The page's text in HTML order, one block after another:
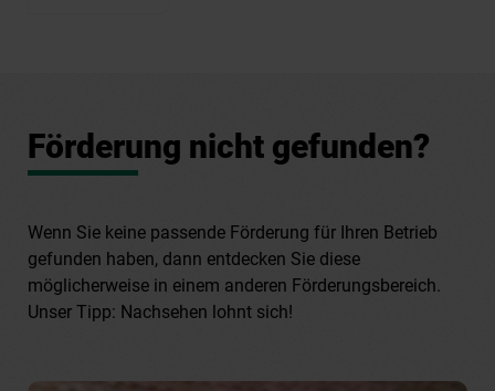
Förderung nicht gefunden?
Wenn Sie keine passende Förderung für Ihren Betrieb
gefunden haben, dann entdecken Sie diese
möglicherweise in einem anderen Förderungsbereich.
Unser Tipp: Nachsehen lohnt sich!